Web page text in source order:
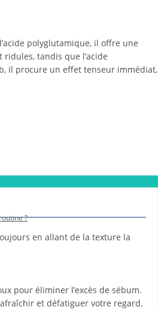
polyglutamique, il offre une
tandis que l’acide
il procure un effet tenseur immédiat,
?
en allant de la texture la
pour éliminer l’excès de sébum.
et défatiguer votre regard.